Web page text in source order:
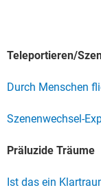
Teleportieren/
Durch Menschen
Szenenwechsel-
Präluzide Träume
Ist das ein